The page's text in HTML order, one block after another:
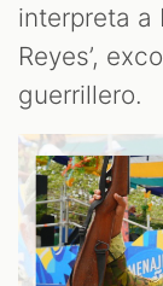
interpreta a
Reyes’,
guerrillero.